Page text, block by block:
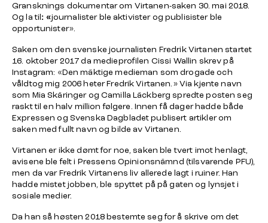
Gransknings dokumentar om Virtanen-saken 30. mai 2018.
Og la til : «journalister ble aktivister og publisister ble
opportunister».
Saken om den svenske journalisten Fredrik Virtanen startet
16. oktober 2017 da medieprofilen Cissi Wallin skrev på
Instagram: «Den mäktige medieman som drogade och
våldtog mig 2006 heter Fredrik Virtanen.» Via kjente navn
som Mia Skäringer og Camilla Läckberg spredte posten seg
raskt til en halv million følgere. Innen få dager hadde både
Expressen og Svenska Dagbladet publisert artikler om
saken med fullt navn og bilde av Virtanen.
Virtanen er ikke dømt for noe, saken ble tvert imot henlagt,
avisene ble felt i Pressens Opinionsnämnd (tilsvarende PFU),
men da var Fredrik Virtanens liv allerede lagt i ruiner. Han
hadde mistet jobben, ble spyttet på på gaten og lynsjet i
sosiale medier.
Da han så høsten 2018 bestemte seg for å skrive om det